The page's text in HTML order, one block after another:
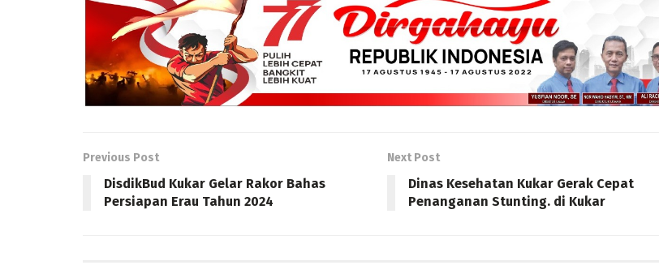
Previous Post
DisdikBud Kukar Gelar Rakor Bahas
Persiapan Erau Tahun 2024
Next Post
Dinas Kesehatan Kukar Gerak Cepat
Penanganan Stunting. di Kukar